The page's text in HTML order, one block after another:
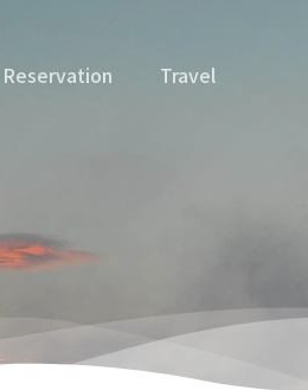
Reservation Travel